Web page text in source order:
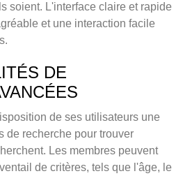
soient. L'interface claire et rapide
et une interaction facile
DE
de ses utilisateurs une
de recherche pour trouver
Les membres peuvent
de critères, tels que l'âge, le